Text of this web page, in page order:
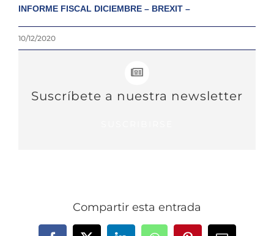
INFORME FISCAL DICIEMBRE – BREXIT –
10/12/2020
Suscríbete a nuestra newsletter
Compartir esta entrada